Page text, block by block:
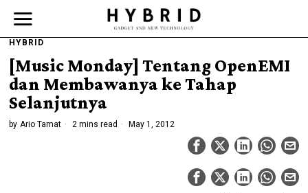
HYBRID
[Music Monday] Tentang OpenEMI
dan Membawanya ke Tahap
Selanjutnya
by Ario Tamat 2 mins read May 1, 2012